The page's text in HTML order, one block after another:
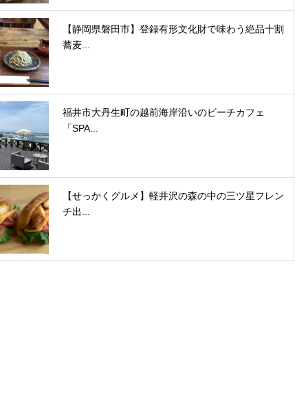
【静岡県磐田市】登録有形文化財で味わう絶品十割
蕎麦...
福井市大丹生町の越前海岸沿いのビーチカフェ
「SPA...
【せっかくグルメ】軽井沢の森の中の三ツ星フレン
チ出...